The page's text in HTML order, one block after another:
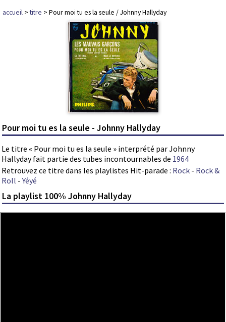
accueil >titre > Pour moi tu es la seule / Johnny Hallyday
Pour moi tu es la seule - Johnny Hallyday
Le titre « Pour moi tu es la seule » interprété par Johnny
Hallyday fait partie des tubes incontournables de 1964
Retrouvez ce titre dans les playlistes Hit-parade : Rock - Rock &
Roll -Yéyé
La playlist 100% Johnny Hallyday